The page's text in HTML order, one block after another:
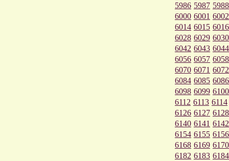
5986 5987 5988
6000 6001 6002
6014 6015 6016
6028 6029 6030
6042 6043 6044
6056 6057 6058
6070 6071 6072
6084 6085 6086
6098 6099 6100
6112 6113 6114
6126 6127 6128
6140 6141 6142
6154 6155 6156
6168 6169 6170
6182 6183 6184